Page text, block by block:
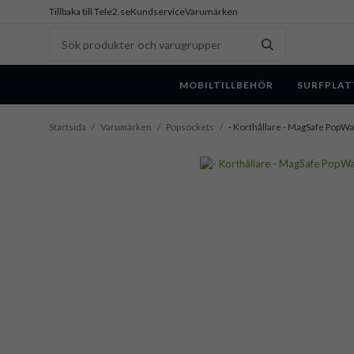
Tillbaka till Tele2.seKundserviceVarumärken
MOBILTILLBEHÖR
Startsida / Varumärken / Popsockets / - Korthållare - MagSafe